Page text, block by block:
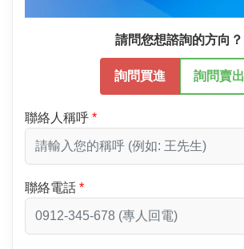
請問您想諮詢的方向？
詢問買進 詢問賣出
聯絡人稱呼
聯絡電話